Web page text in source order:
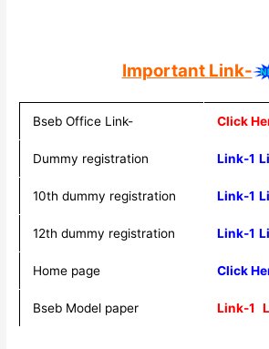
Important Link-
Bseb Office Link- Click
Dummy registration Link-1
10th dummy registration Link-1
12th dummy registration Link-1
Home page Click
Bseb Model paper Link-1